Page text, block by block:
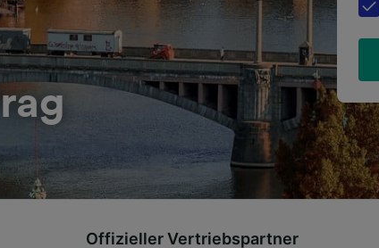
Offizieller Vertriebspartner